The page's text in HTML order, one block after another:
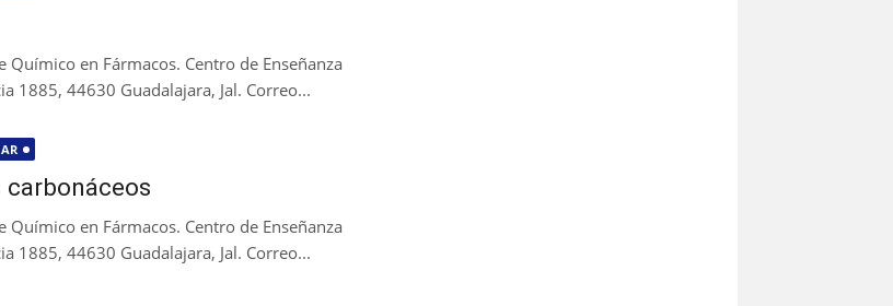
en Fármacos. Centro de Enseñanza
1885, 44630 Guadalajara, Jal. Correo...
en Fármacos. Centro de Enseñanza
1885, 44630 Guadalajara, Jal. Correo...